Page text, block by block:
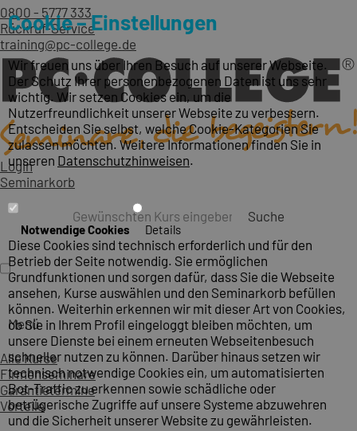
0800 - 5777 333
Rückruf-Service
training@pc-college.de
Login
Seminarkorb
Suche
Menü
Alle Kurse
Firmenseminare
Garantietermine
Vorteile
Cookie – Einstellungen
Wir freuen uns über Ihren Besuch auf unserer Webseite.
Der Schutz Ihrer personenbezogenen Daten ist uns sehr
wichtig. Wir setzen Cookies ein, um die
Nutzerfreundlichkeit unserer Webseite zu verbessern.
Entscheiden Sie selbst, welche Cookie-Kategorien Sie
zulassen möchten. Weitere Informationen finden Sie in
unseren Datenschutzhinweisen.
Notwendige Cookies Details
Diese Cookies sind technisch erforderlich und für den
Betrieb der Seite notwendig. Sie ermöglichen
Grundfunktionen und sorgen dafür, dass Sie die Webseite
ansehen, Kurse auswählen und den Seminarkorb befüllen
können. Weiterhin erkennen wir mit dieser Art von Cookies,
ob Sie in Ihrem Profil eingeloggt bleiben möchten, um
unsere Dienste bei einem erneuten Webseitenbesuch
schneller nutzen zu können. Darüber hinaus setzen wir
technisch notwendige Cookies ein, um automatisierten
Bot-Traffic zu erkennen sowie schädliche oder
betrügerische Zugriffe auf unsere Systeme abzuwehren
und die Sicherheit unserer Website zu gewährleisten.